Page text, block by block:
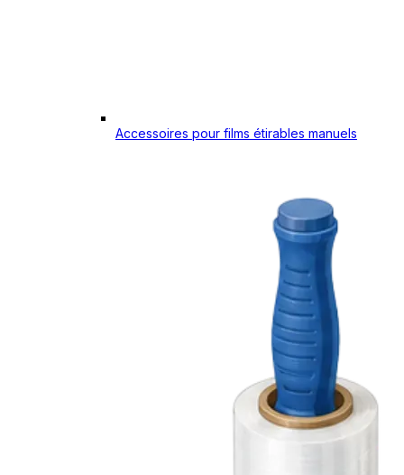
Accessoires pour films étirables manuels